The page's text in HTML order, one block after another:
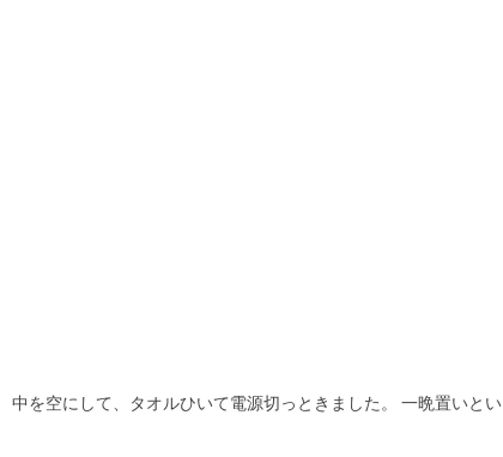
中を空にして、タオルひいて電源切っときました。 一晩置いとい